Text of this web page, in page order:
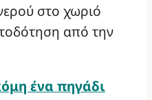
στο χωριό
από την
ένα πηγάδι